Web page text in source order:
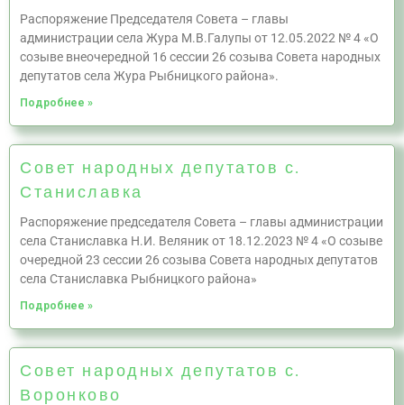
Распоряжение Председателя Совета – главы
администрации села Жура М.В.Галупы от 12.05.2022 № 4 «О
созыве внеочередной 16 сессии 26 созыва Совета народных
депутатов села Жура Рыбницкого района».
Подробнее »
Совет народных депутатов с.
Станиславка
Распоряжение председателя Совета – главы администрации
села Станиславка Н.И. Веляник от 18.12.2023 № 4 «О созыве
очередной 23 сессии 26 созыва Совета народных депутатов
села Станиславка Рыбницкого района»
Подробнее »
Совет народных депутатов с.
Воронково